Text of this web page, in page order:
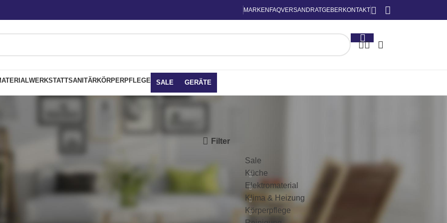
MARKEN FAQVERSAND RATGEBER KONTAKT
WERKSTATTSANITÄRKÖRPERPFLEGE SALE GERÄTE
Filter
Sale
Küche
Elektromaterial
Klima & Heizung
Körperpflege